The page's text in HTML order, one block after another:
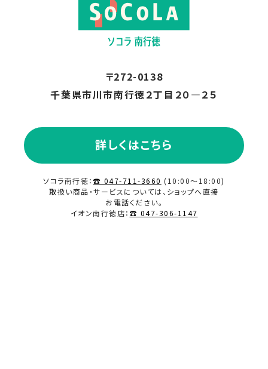
2024.10
2024.08
2024.01
2023.10
2023.09
〒272-0138
千葉県市川市南行徳２丁目２０―２５
詳しくはこちら
ソコラ南行徳： ☎ 047-711-3660 (10:00～18:00)
取扱い商品・サービスについては、ショップへ直接
お電話ください。
イオン南行徳店： ☎ 047-306-1147